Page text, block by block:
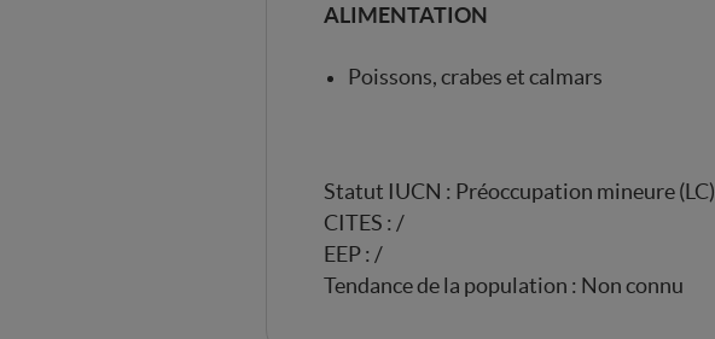
ALIMENTATION
Poissons, crabes et calmars
Statut IUCN : Préoccupation mineure (LC)
CITES : /
EEP : /
Tendance de la population : Non connu